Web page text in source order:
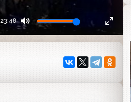
23:48